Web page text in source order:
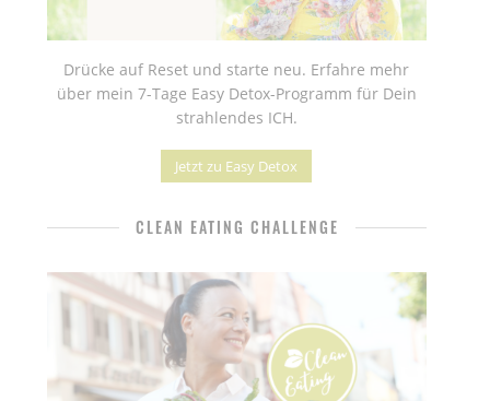
Drücke auf Reset und starte neu. Erfahre mehr
über mein 7-Tage Easy Detox-Programm für Dein
strahlendes ICH.
Jetzt zu Easy Detox
CLEAN EATING CHALLENGE